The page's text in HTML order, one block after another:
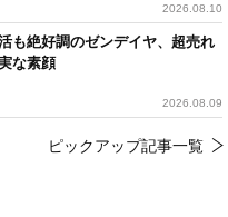
2026.08.10
も絶好調のゼンデイヤ、超売れ
な素顔
2026.08.09
ピックアップ記事一覧